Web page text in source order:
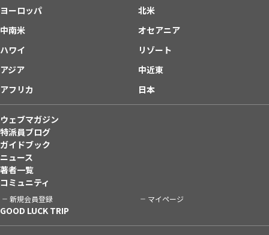
ヨーロッパ
北米
中南米
オセアニア
ハワイ
リゾート
アジア
中近東
アフリカ
日本
ウェブマガジン
特派員ブログ
ガイドブック
ニュース
著者一覧
コミュニティ
新規会員登録 マイページ
GOOD LUCK TRIP